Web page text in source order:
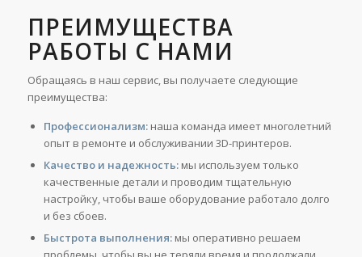
ПРЕИМУЩЕСТВА
РАБОТЫ С НАМИ
Обращаясь в наш сервис, вы получаете следующие
преимущества:
Профессионализм:наша команда имеет многолетний
опыт в ремонте и обслуживании 3D-принтеров.
Качество и надежность:мы используем только
качественные детали и проводим тщательную
настройку, чтобы ваше оборудование работало долго
и без сбоев.
Быстрота выполнения:мы оперативно решаем